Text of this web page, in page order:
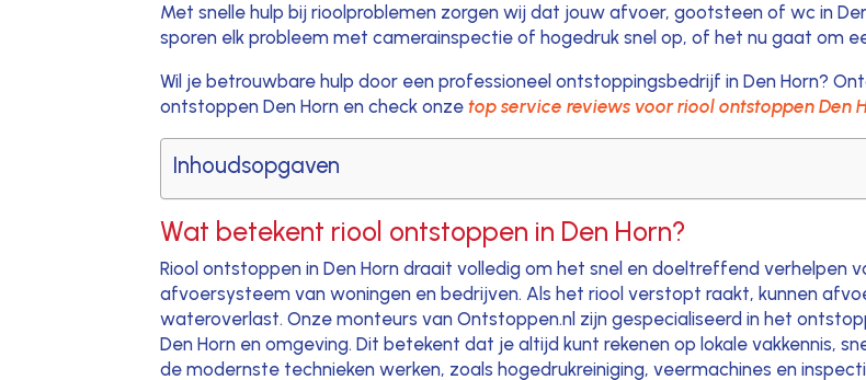
Met snelle hulp bij rioolproblemen zorgen wij dat jouw afvoer, gootsteen of wc in
sporen elk probleem met camerainspectie of hogedruk snel op, of het nu gaat om
Wil je betrouwbare hulp door een professioneel ontstoppingsbedrijf in Den Horn?
ontstoppen Den Horn en check onzetop service reviews voor riool ontstoppen Den
Inhoudsopgaven
Wat betekent riool ontstoppen in Den Horn?
Riool ontstoppen in Den Horn draait volledig om het snel en doeltreffend verhelpen
afvoersysteem van woningen en bedrijven. Als het riool verstopt raakt, kunnen
wateroverlast. Onze monteurs van Ontstoppen.nl zijn gespecialiseerd in het
Den Horn en omgeving. Dit betekent dat je altijd kunt rekenen op lokale vakkennis,
de modernste technieken werken, zoals hogedrukreiniging, veermachines en